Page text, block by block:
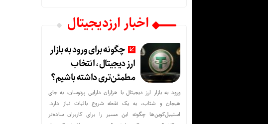
اخبار ارزدیجیتال
چگونه برای ورود به بازار
ارز دیجیتال، انتخاب
مطمئن‌تری داشته باشیم؟
ورود به بازار ارز دیجیتال با هزاران دارایی پرنوسان، به جای
هیجان و شتاب، به یک نقطه شروع باثبات نیاز دارد.
استیبل‌کوین‌ها چگونه این مسیر را برای کاربران ساده‌تر